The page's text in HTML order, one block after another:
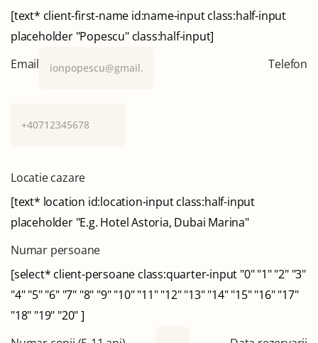
[text* client-first-name id:name-input class:half-input
placeholder "Popescu" class:half-input]
Email
Telefon
Locatie cazare
[text* location id:location-input class:half-input
placeholder "E.g. Hotel Astoria, Dubai Marina"
Numar persoane
[select* client-persoane class:quarter-input "0" "1" "2" "3"
"4" "5" "6" "7" "8" "9" "10" "11" "12" "13" "14" "15" "16" "17"
"18" "19" "20" ]